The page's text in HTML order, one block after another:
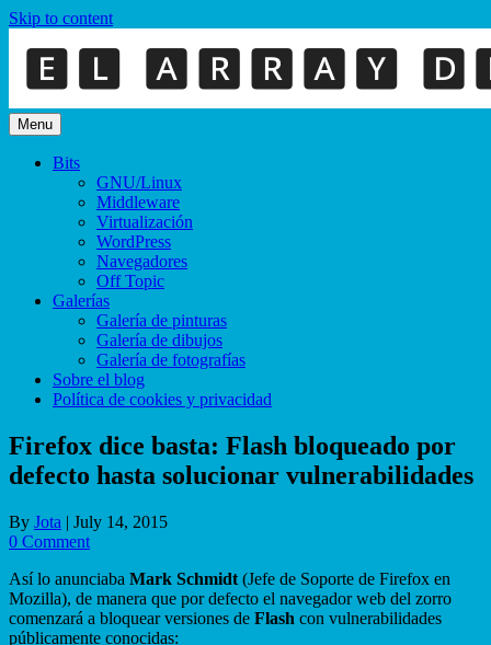
Skip to content
Menu
Bits
GNU/Linux
Middleware
Virtualización
WordPress
Navegadores
Off Topic
Galerías
Galería de pinturas
Galería de dibujos
Galería de fotografías
Sobre el blog
Política de cookies y privacidad
Firefox dice basta: Flash bloqueado por
defecto hasta solucionar vulnerabilidades
By Jota | July 14, 2015
0 Comment
Así lo anunciaba Mark Schmidt (Jefe de Soporte de Firefox en
Mozilla), de manera que por defecto el navegador web del zorro
comenzará a bloquear versiones de Flash con vulnerabilidades
públicamente conocidas: